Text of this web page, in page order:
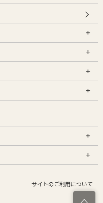
サイトのご利用について